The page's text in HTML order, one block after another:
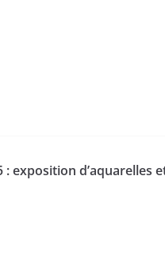
: exposition d’aquarelles